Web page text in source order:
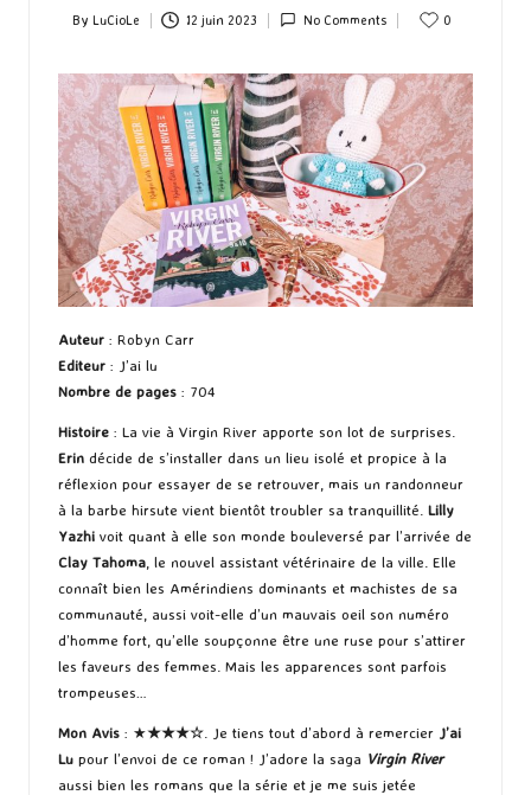
Posted
By LuCioLe 12 juin 2023 No Comments 0
Auteur : Robyn Carr
Editeur : J’ai lu
Nombre de pages : 704
Histoire : La vie à Virgin River apporte son lot de surprises.
Erin décide de s’installer dans un lieu isolé et propice à la
réflexion pour essayer de se retrouver, mais un randonneur
à la barbe hirsute vient bientôt troubler sa tranquillité. Lilly
Yazhi voit quant à elle son monde bouleversé par l’arrivée de
Clay Tahoma, le nouvel assistant vétérinaire de la ville. Elle
connaît bien les Amérindiens dominants et machistes de sa
communauté, aussi voit-elle d’un mauvais oeil son numéro
d’homme fort, qu’elle soupçonne être une ruse pour s’attirer
les faveurs des femmes. Mais les apparences sont parfois
trompeuses…
Mon Avis : ★★★★☆. Je tiens tout d’abord à remercier J’ai
Lu pour l’envoi de ce roman ! J’adore la saga Virgin River
aussi bien les romans que la série et je me suis jetée